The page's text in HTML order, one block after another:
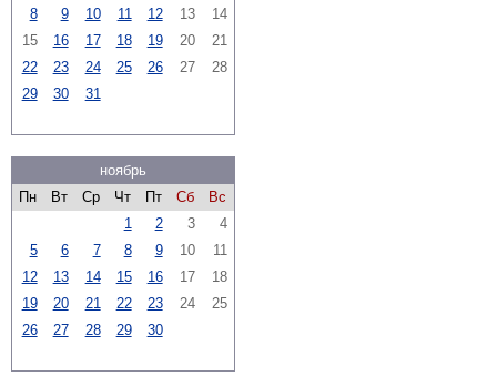
8 9 10 11 12 13
14
15
16 17 18 19 20
21
22
23 24 25 26 27
28
29
30 31
ноябрь
Пн
Вт Ср Чт Пт Сб
Вс
1
2 3
4
5
6 7 8 9 10
11
12
13 14 15 16 17
18
19
20 21 22 23 24
25
26
27 28 29 30